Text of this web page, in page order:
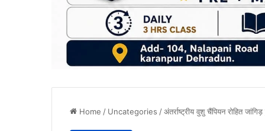
Home / Uncategories /अंतर्राष्ट्रीय वुशु चैंपियन रोहित